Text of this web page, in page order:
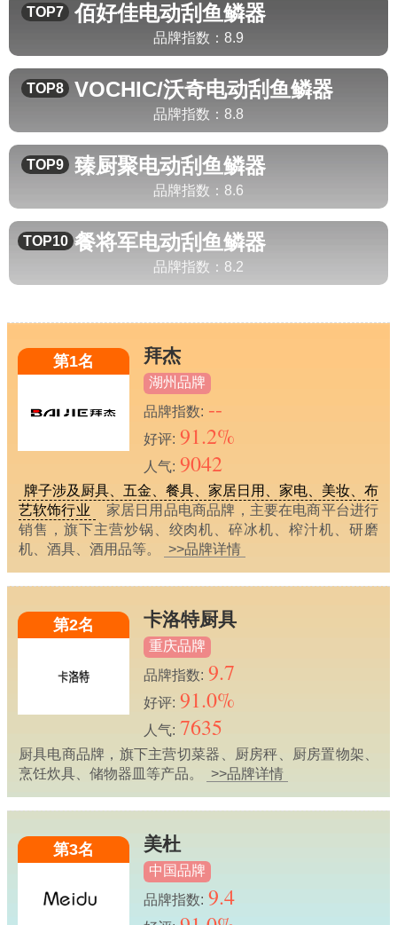
TOP7 佰好佳电动刮鱼鳞器
品牌指数： 8.9
TOP8 VOCHIC/沃奇电动刮鱼鳞器
品牌指数： 8.8
TOP9 臻厨聚电动刮鱼鳞器
品牌指数： 8.6
TOP10 餐将军电动刮鱼鳞器
品牌指数： 8.2
第1名 拜杰
湖州品牌
品牌指数: --
好评: 91.2%
人气: 9042
牌子涉及厨具、五金、餐具、家居日用、家电、美妆、布
艺软饰行业
家居日用品电商品牌，主要在电商平台进行
销售，旗下主营炒锅、绞肉机、碎冰机、榨汁机、研磨
机、酒具、酒用品等。
>>品牌详情
第2名 卡洛特厨具
重庆品牌
品牌指数: 9.7
好评: 91.0%
人气: 7635
厨具电商品牌，旗下主营切菜器、厨房秤、厨房置物架、
烹饪炊具、储物器皿等产品。
>>品牌详情
第3名 美杜
中国品牌
品牌指数: 9.4